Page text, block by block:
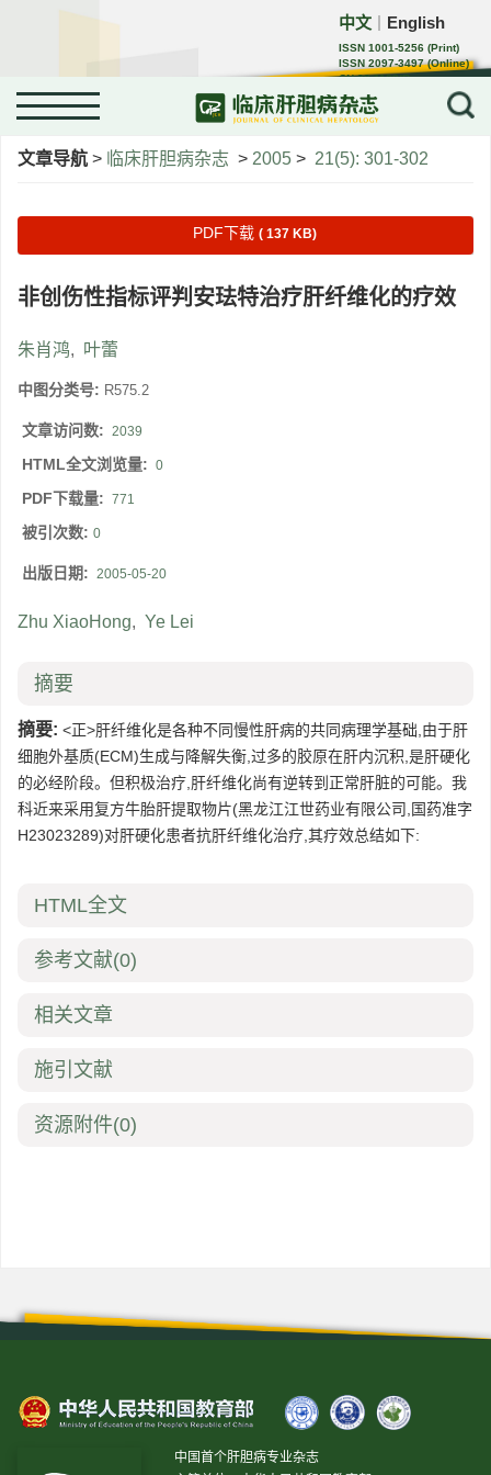
中文 English
ISSN 1001-5256 (Print)
ISSN 2097-3497 (Online)
CN 22-1108/R
文章导航 > 临床肝胆病杂志 > 2005 > 21(5): 301-302
PDF下载 ( 137 KB)
非创伤性指标评判安珐特治疗肝纤维化的疗效
朱肖鸿, 叶蕾
中图分类号: R575.2
文章访问数: 2039
HTML全文浏览量: 0
PDF下载量: 771
被引次数: 0
出版日期: 2005-05-20
Zhu XiaoHong, Ye Lei
摘要
摘要: <正>肝纤维化是各种不同慢性肝病的共同病理学基础,由于肝
细胞外基质(ECM)生成与降解失衡,过多的胶原在肝内沉积,是肝硬化
的必经阶段。但积极治疗,肝纤维化尚有逆转到正常肝脏的可能。我
科近来采用复方牛胎肝提取物片(黑龙江江世药业有限公司,国药准字
H23023289)对肝硬化患者抗肝纤维化治疗,其疗效总结如下:
HTML全文
参考文献(0)
相关文章
施引文献
资源附件(0)
中国首个肝胆病专业杂志